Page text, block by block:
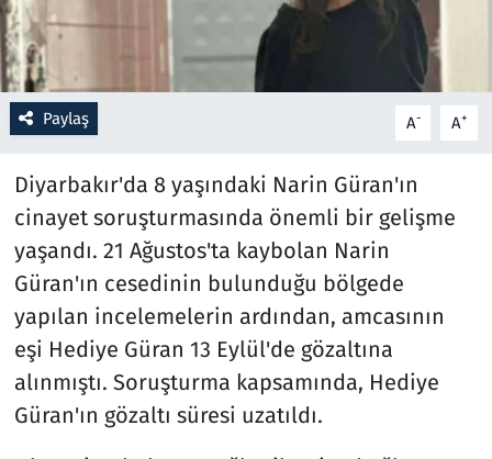
Paylaş A- A+
Diyarbakır'da 8 yaşındaki Narin Güran'ın
cinayet soruşturmasında önemli bir gelişme
yaşandı. 21 Ağustos'ta kaybolan Narin
Güran'ın cesedinin bulunduğu bölgede
yapılan incelemelerin ardından, amcasının
eşi Hediye Güran 13 Eylül'de gözaltına
alınmıştı. Soruşturma kapsamında, Hediye
Güran'ın gözaltı süresi uzatıldı.
Sağlık
Savunma Sanayi
Spor
Teknoloji ve Bilim
Televizyon